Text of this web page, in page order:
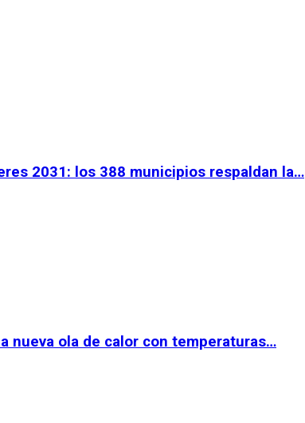
2031: los 388 municipios respaldan la…
nueva ola de calor con temperaturas…